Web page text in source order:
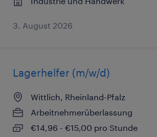
3. August 2026
Lagerhelfer (m/w/d)
Wittlich, Rheinland-Pfalz
Arbeitnehmerüberlassung
€14,96 - €15,00 pro Stunde